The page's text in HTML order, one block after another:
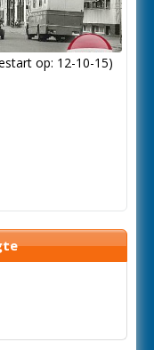
op: 12-10-15)